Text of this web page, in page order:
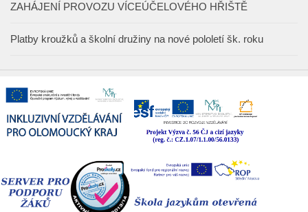
ZAHÁJENÍ PROVOZU VÍCEÚČELOVÉHO HŘIŠTĚ
Platby kroužků a školní družiny na nové pololetí šk. roku